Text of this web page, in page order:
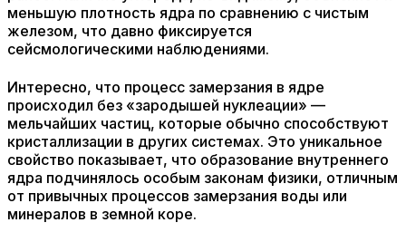
меньшую плотность ядра по сравнению с чистым
железом, что давно фиксируется
сейсмологическими наблюдениями.
Интересно, что процесс замерзания в ядре
происходил без «зародышей нуклеации» —
мельчайших частиц, которые обычно способствуют
кристаллизации в других системах. Это уникальное
свойство показывает, что образование внутреннего
ядра подчинялось особым законам физики, отличным
от привычных процессов замерзания воды или
минералов в земной коре.